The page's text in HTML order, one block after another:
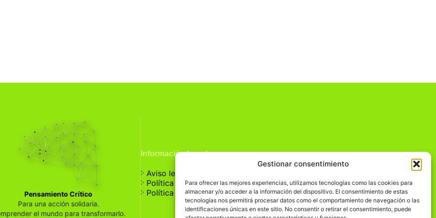
Gestionar consentimiento
Para ofrecer las mejores experiencias, utilizamos tecnologías como las cookies para
almacenar y/o acceder a la información del dispositivo. El consentimiento de estas
tecnologías nos permitirá procesar datos como el comportamiento de navegación o las
identificaciones únicas en este sitio. No consentir o retirar el consentimiento, puede
Pensamiento Crítico
Para una acción solidaria.
el mundo para transformarlo.
Información Legal
჻Aviso legal
჻Política de privacidad
჻Política de cookies